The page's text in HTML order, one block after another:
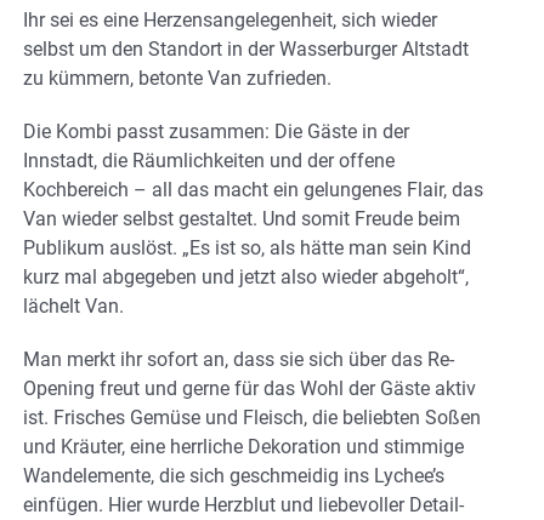
Ihr sei es eine Herzensangelegenheit, sich wieder
selbst um den Standort in der Wasserburger Altstadt
zu kümmern, betonte Van zufrieden.
Die Kombi passt zusammen: Die Gäste in der
Innstadt, die Räumlichkeiten und der offene
Kochbereich – all das macht ein gelungenes Flair, das
Van wieder selbst gestaltet. Und somit Freude beim
Publikum auslöst. „Es ist so, als hätte man sein Kind
kurz mal abgegeben und jetzt also wieder abgeholt“,
lächelt Van.
Man merkt ihr sofort an, dass sie sich über das Re-
Opening freut und gerne für das Wohl der Gäste aktiv
ist. Frisches Gemüse und Fleisch, die beliebten Soßen
und Kräuter, eine herrliche Dekoration und stimmige
Wandelemente, die sich geschmeidig ins Lychee’s
einfügen. Hier wurde Herzblut und liebevoller Detail-